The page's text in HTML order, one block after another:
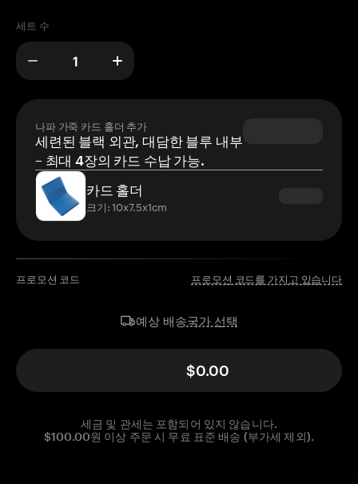
세트 수
나파 가죽 카드 홀더 추가
세련된 블랙 외관, 대담한 블루 내부
– 최대 4장의 카드 수납 가능.
카드 홀더
크기: 10x7.5x1cm
프로모션 코드 프로모션 코드를 가지고 있습니다
예상 배송국가 선택
$0.00
세금 및 관세는 포함되어 있지 않습니다.
$100.00원 이상 주문 시 무료 표준 배송 (부가세 제외).